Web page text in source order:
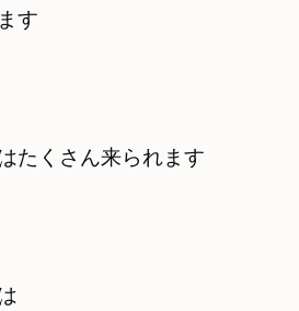
す
たくさん来られます